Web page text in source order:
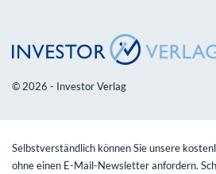
© 2026 - Investor Verlag
Selbstverständlich können Sie unsere
ohne einen E-Mail-Newsletter anfordern.